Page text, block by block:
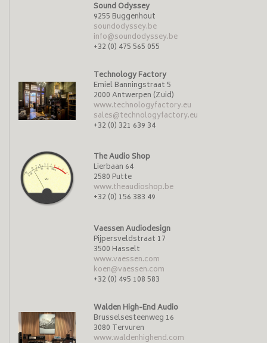
Sound Odyssey
9255 Buggenhout
soundodyssey.be
info@soundodyssey.be
+32 (0) 475 565 055
Technology Factory
Emiel Banningstraat 5
2000 Antwerpen (Zuid)
www.technologyfactory.eu
sales@technologyfactory.eu
+32 (0) 321 639 34
The Audio Shop
Lierbaan 64
2580 Putte
www.theaudioshop.be
+32 (0) 156 383 49
Vaessen Audiodesign
Pijpersveldstraat 17
3500 Hasselt
www.vaessen.com
koen@vaessen.com
+32 (0) 495 108 583
Walden High-End Audio
Brusselsesteenweg 16
3080 Tervuren
www.waldenhighend.com